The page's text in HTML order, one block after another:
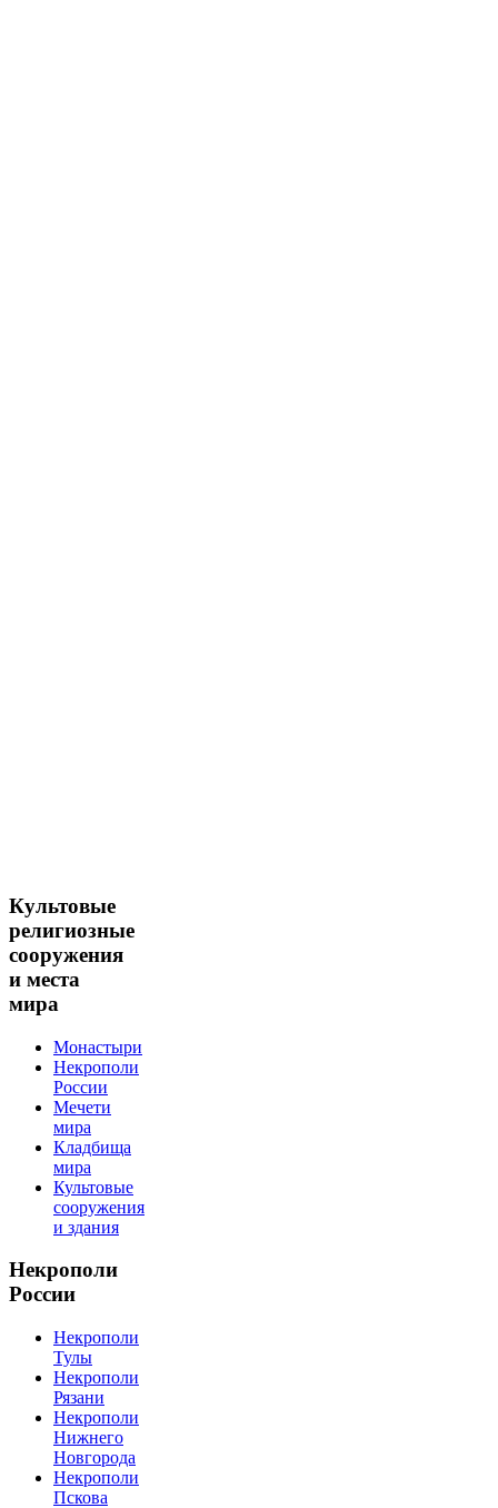
Культовые
религиозные
сооружения
и места
мира
Монастыри
Некрополи
России
Мечети
мира
Кладбища
мира
Культовые
сооружения
и здания
Некрополи
России
Некрополи
Тулы
Некрополи
Рязани
Некрополи
Нижнего
Новгорода
Некрополи
Пскова